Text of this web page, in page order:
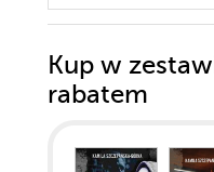
Kup w
rabatem